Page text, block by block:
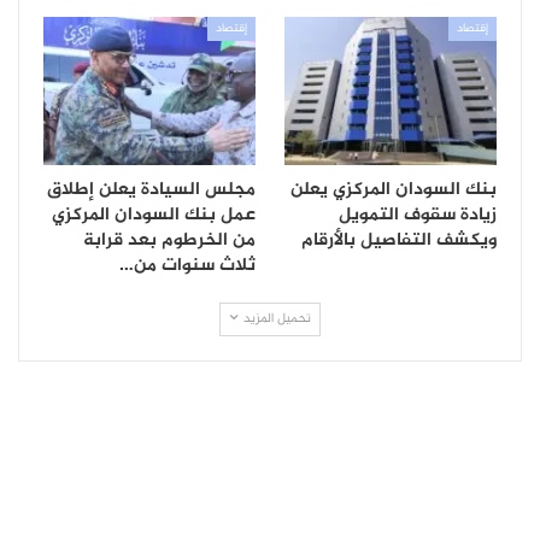
إقتصاد
بنك السودان المركزي يعلن
زيادة سقوف التمويل
ويكشف التفاصيل بالأرقام
إقتصاد
مجلس السيادة يعلن إطلاق
عمل بنك السودان المركزي
من الخرطوم بعد قرابة
ثلاث سنوات من…
تحميل المزيد